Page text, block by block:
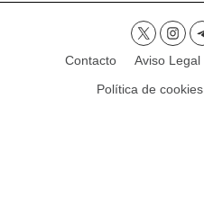
Contacto Aviso Legal
Política de cookies